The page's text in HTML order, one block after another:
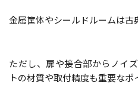
金属筐体やシールドルームは古
ただし、扉や接合部からノイ
トの材質や取付精度も重要なポ